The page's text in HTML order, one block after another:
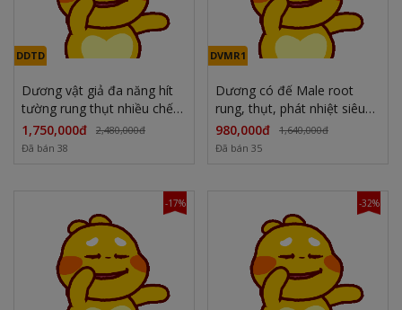
DDTD
Dương vật giả đa năng hít
tường rung thụt nhiều chế
độ phát nhiệt
1,750,000đ
2,480,000đ
Đã bán 38
DVMR1
Dương có đế Male root
rung, thụt, phát nhiệt siêu
mềm, mạnh mẽ
980,000đ
1,640,000đ
Đã bán 35
-17% -32%